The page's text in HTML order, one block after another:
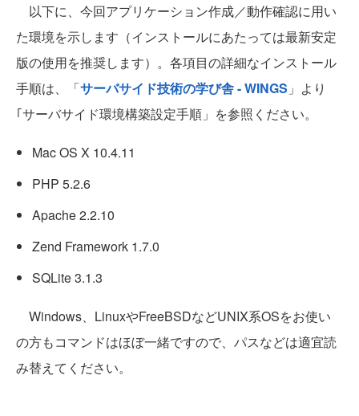
以下に、今回アプリケーション作成／動作確認に用い
た環境を示します（インストールにあたっては最新安定
版の使用を推奨します）。各項目の詳細なインストール
手順は、「サーバサイド技術の学び舎 - WINGS 」より
｢サーバサイド環境構築設定手順」を参照ください。
Mac OS X 10.4.11
PHP 5.2.6
Apache 2.2.10
Zend Framework 1.7.0
SQLite 3.1.3
Windows、LinuxやFreeBSDなどUNIX系OSをお使い
の方もコマンドはほぼ一緒ですので、パスなどは適宜読
み替えてください。